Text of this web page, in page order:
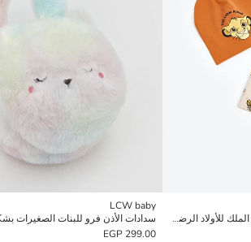
قبعة صغيرة مطبوعة للأسد الملك للأولاد الرضع، مجموعة من 2
LCW baby
299.00 EGP